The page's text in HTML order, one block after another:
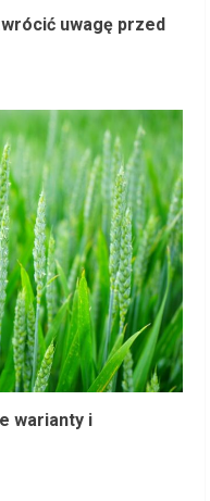
uwagę przed
warianty i